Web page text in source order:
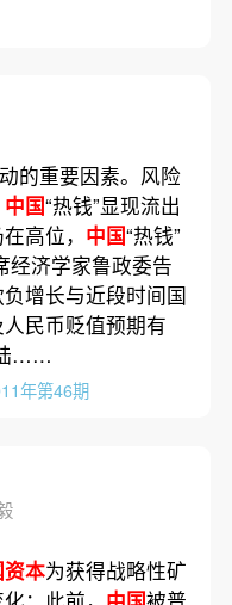
的重要因素。风险
中国“热钱”显现流出
高位， 中国“热钱”
经济学家鲁政委告
增长与近段时间国
民币贬值预期有
……
年第46期
本为获得战略性矿